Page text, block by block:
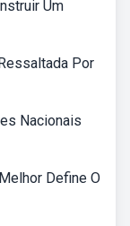
Um
Por
Nacionais
Define O